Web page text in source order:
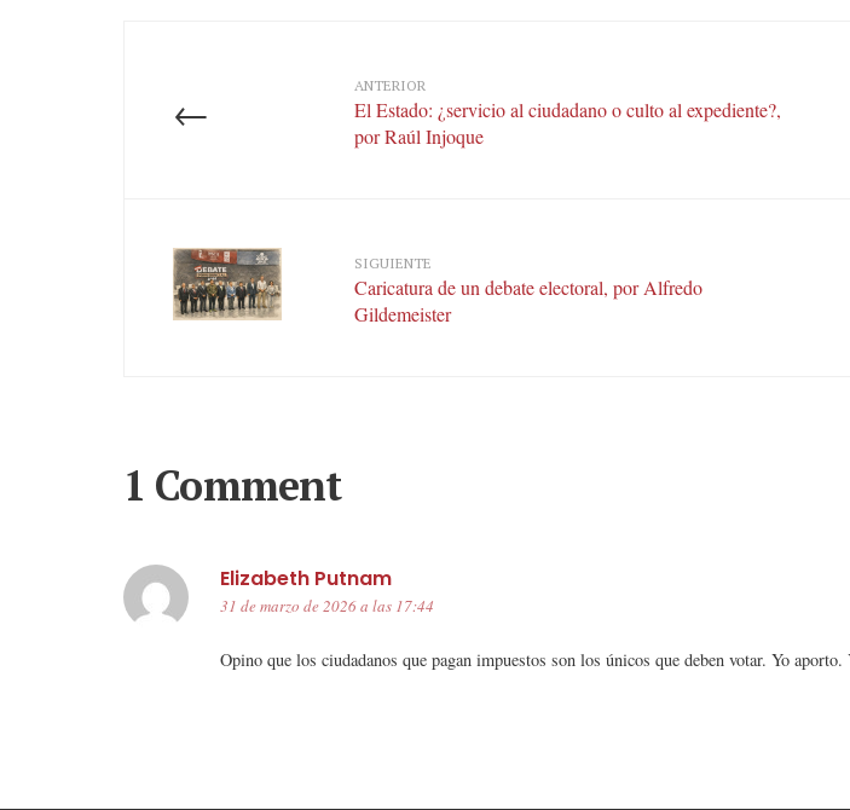
←
ANTERIOR
El Estado: ¿servicio al ciudadano o culto al expediente?,
por Raúl Injoque
SIGUIENTE
Caricatura de un debate electoral, por Alfredo
Gildemeister
1 Comment
Elizabeth Putnam
31 de marzo de 2026 a las 17:44
Opino que los ciudadanos que pagan impuestos son los únicos que deben votar. Yo aporto.